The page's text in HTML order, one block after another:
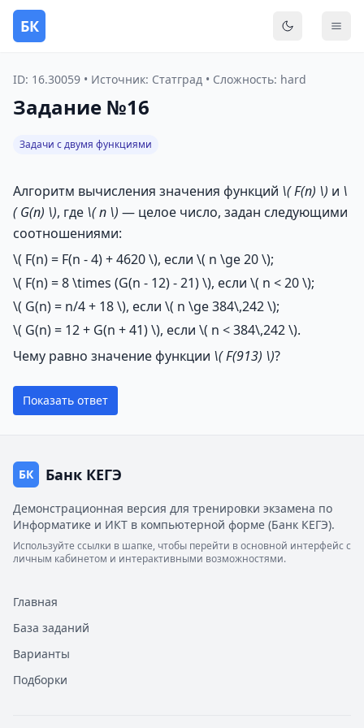
БК
ID: 16.30059 • Источник: Статград • Сложность: hard
Задание №16
Задачи с двумя функциями
Алгоритм вычисления значения функций \( F(n) \) и \
( G(n) \), где \( n \) — целое число, задан следующими
соотношениями:
\( F(n) = F(n - 4) + 4620 \), если \( n \ge 20 \);
\( F(n) = 8 \times (G(n - 12) - 21) \), если \( n < 20 \);
\( G(n) = n/4 + 18 \), если \( n \ge 384\,242 \);
\( G(n) = 12 + G(n + 41) \), если \( n < 384\,242 \).
Чему равно значение функции \( F(913) \)?
Показать ответ
БК Банк КЕГЭ
Демонстрационная версия для тренировки экзамена по
Информатике и ИКТ в компьютерной форме (Банк КЕГЭ).
Используйте ссылки в шапке, чтобы перейти в основной интерфейс с
личным кабинетом и интерактивными возможностями.
Главная
База заданий
Варианты
Подборки